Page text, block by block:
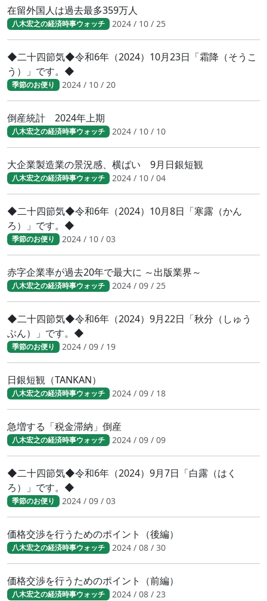
在留外国人は過去最多359万人
八木宏之の経済時事ウォッチ 2024 / 10 / 25
◆二十四節気◆令和6年（2024）10月23日「霜降（そうこ
う）」です。◆
季節のお便り 2024 / 10 / 20
倒産統計 2024年上期
八木宏之の経済時事ウォッチ 2024 / 10 / 10
大企業製造業の景況感、横ばい 9月日銀短観
八木宏之の経済時事ウォッチ 2024 / 10 / 04
◆二十四節気◆令和6年（2024）10月8日「寒露（かん
ろ）」です。◆
季節のお便り 2024 / 10 / 03
赤字企業率が過去20年で最大に ～出版業界～
八木宏之の経済時事ウォッチ 2024 / 09 / 25
◆二十四節気◆令和6年（2024）9月22日「秋分（しゅう
ぶん）」です。◆
季節のお便り 2024 / 09 / 19
日銀短観（TANKAN）
八木宏之の経済時事ウォッチ 2024 / 09 / 18
急増する「税金滞納」倒産
八木宏之の経済時事ウォッチ 2024 / 09 / 09
◆二十四節気◆令和6年（2024）9月7日「白露（はく
ろ）」です。◆
季節のお便り 2024 / 09 / 03
価格交渉を行うためのポイント（後編）
八木宏之の経済時事ウォッチ 2024 / 08 / 30
価格交渉を行うためのポイント（前編）
八木宏之の経済時事ウォッチ 2024 / 08 / 23